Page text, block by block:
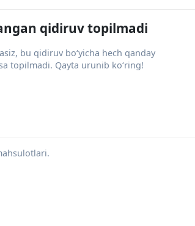
qidiruv topilmadi
bu qidiruv bo‘yicha hech qanday
topilmadi. Qayta urunib ko‘ring!